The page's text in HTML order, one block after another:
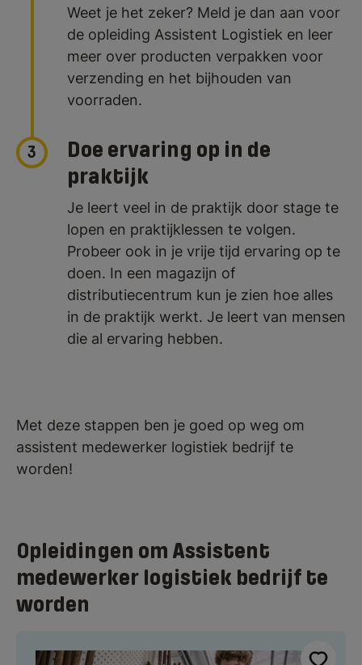
Weet je het zeker? Meld je dan aan voor
de opleiding Assistent Logistiek en leer
meer over producten verpakken voor
verzending en het bijhouden van
voorraden.
3
Doe ervaring op in de
praktijk
Je leert veel in de praktijk door stage te
lopen en praktijklessen te volgen.
Probeer ook in je vrije tijd ervaring op te
doen. In een magazijn of
distributiecentrum kun je zien hoe alles
in de praktijk werkt. Je leert van mensen
die al ervaring hebben.
Met deze stappen ben je goed op weg om
assistent medewerker logistiek bedrijf te
worden!
Opleidingen om Assistent
medewerker logistiek bedrijf te
worden